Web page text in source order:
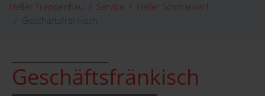
Heller Treppenbau Service
Heller Schmankerl
Geschäftsfränkisch
Geschäftsfränkisch